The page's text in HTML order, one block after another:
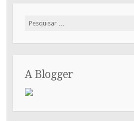
Pesquisar
A Blogger